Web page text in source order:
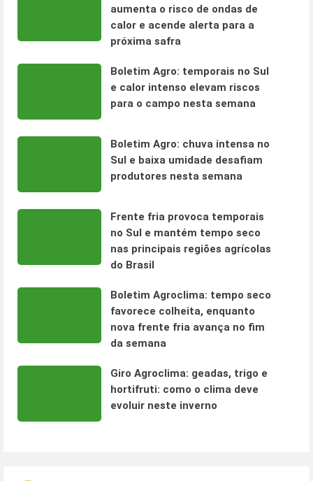
aumenta o risco de ondas de
calor e acende alerta para a
próxima safra
Boletim Agro: temporais no Sul
e calor intenso elevam riscos
para o campo nesta semana
Boletim Agro: chuva intensa no
Sul e baixa umidade desafiam
produtores nesta semana
Frente fria provoca temporais
no Sul e mantém tempo seco
nas principais regiões agrícolas
do Brasil
Boletim Agroclima: tempo seco
favorece colheita, enquanto
nova frente fria avança no fim
da semana
Giro Agroclima: geadas, trigo e
hortifruti: como o clima deve
evoluir neste inverno